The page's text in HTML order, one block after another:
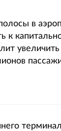
в
к
увеличить